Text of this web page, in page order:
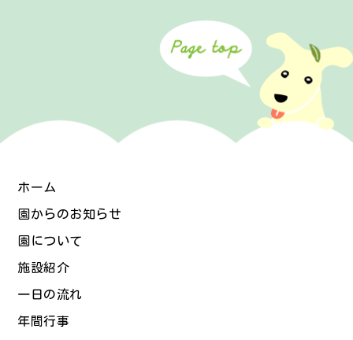
ホーム
園からのお知らせ
園について
施設紹介
一日の流れ
年間行事